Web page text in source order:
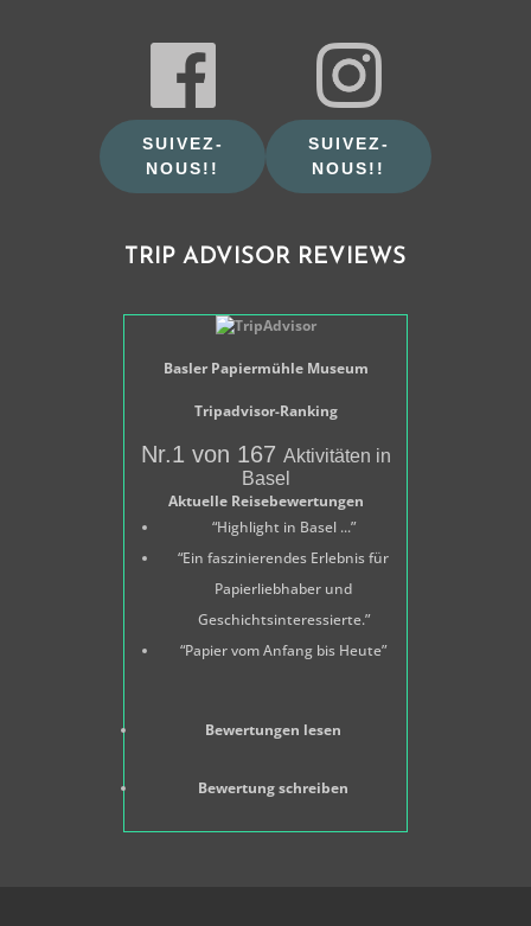
SUIVEZ-
NOUS!!
SUIVEZ-
NOUS!!
TRIP ADVISOR REVIEWS
Basler Papiermühle Museum
Tripadvisor-Ranking
Nr.1 von 167 Aktivitäten in
Basel
Aktuelle Reisebewertungen
“Highlight in Basel ...”
“Ein faszinierendes Erlebnis für
Papierliebhaber und
Geschichtsinteressierte.”
“Papier vom Anfang bis Heute”
Bewertungen lesen
Bewertung schreiben